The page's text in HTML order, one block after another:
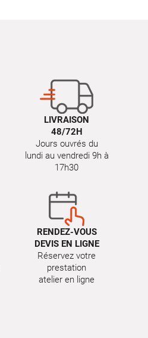
LIVRAISON
48/72H
Jours ouvrés du
lundi au vendredi 9h à
17h30
RENDEZ-VOUS
DEVIS EN LIGNE
Réservez votre
prestation
atelier en ligne